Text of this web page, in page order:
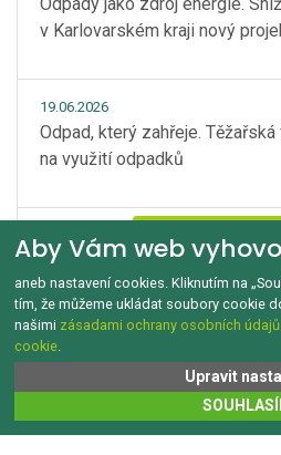
v Karlovarském kraji nový
19.06.2026
Odpad, který zahřeje.
na využití odpadků
GDPR a Cookies
Copyright © 1992‑2026 Jak
Aby Vám web
aneb nastavení cookies. Kliknutím na
tím, že můžeme ukládat soubory cookie
našimi zásadami ochrany osobních údajů
cookie.
Upravit